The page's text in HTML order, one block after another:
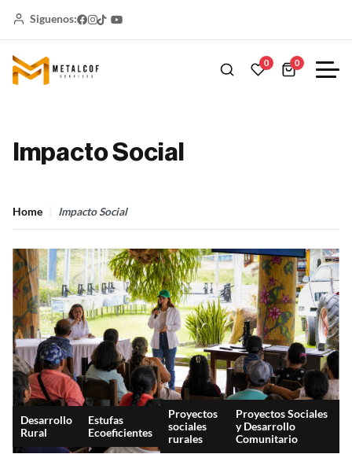
Siguenos:
0 0
Impacto Social
Home Impacto Social
Desarrollo
Rural
Estufas
Ecoeficientes
Proyectos
sociales
rurales
Proyectos Sociales
y Desarrollo
Comunitario